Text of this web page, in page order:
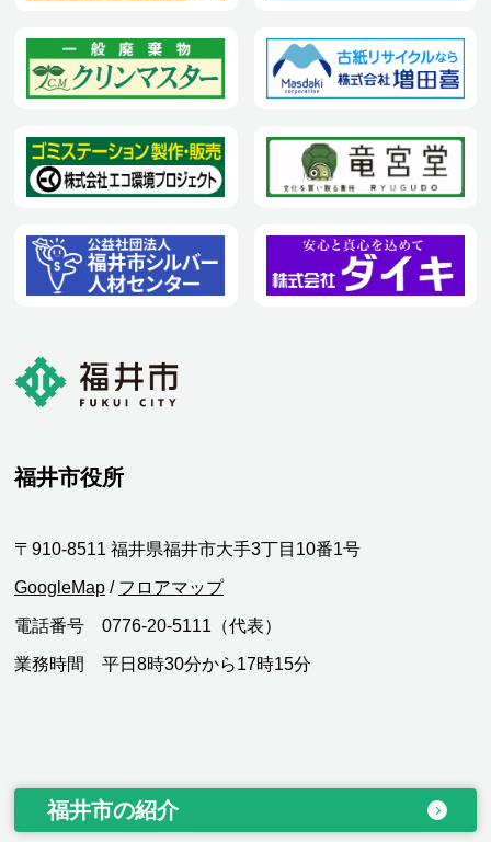
福井市役所
〒910-8511 福井県福井市大手3丁目10番1号
GoogleMap / フロアマップ
電話番号 0776-20-5111（代表）
業務時間 平日8時30分から17時15分
福井市の紹介